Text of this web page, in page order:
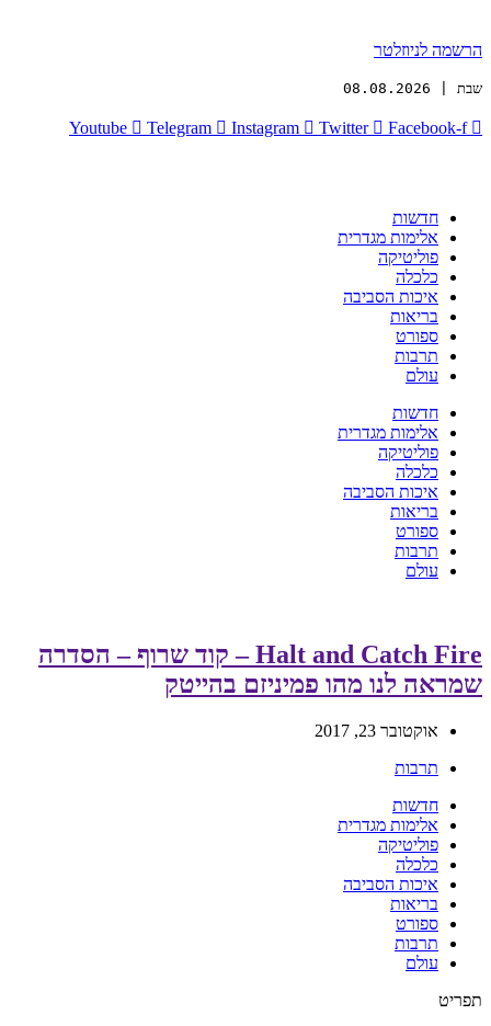
הרשמה לניוזלטר
שבת | 08.08.2026
Youtube Telegram Instagram Twitter Facebook-f
חדשות
אלימות מגדרית
פוליטיקה
כלכלה
איכות הסביבה
בריאות
ספורט
תרבות
עולם
חדשות
אלימות מגדרית
פוליטיקה
כלכלה
איכות הסביבה
בריאות
ספורט
תרבות
עולם
Halt and Catch Fire – קוד שרוף – הסדרה
שמראה לנו מהו פמיניזם בהייטק
אוקטובר 23, 2017
תרבות
חדשות
אלימות מגדרית
פוליטיקה
כלכלה
איכות הסביבה
בריאות
ספורט
תרבות
עולם
תפריט